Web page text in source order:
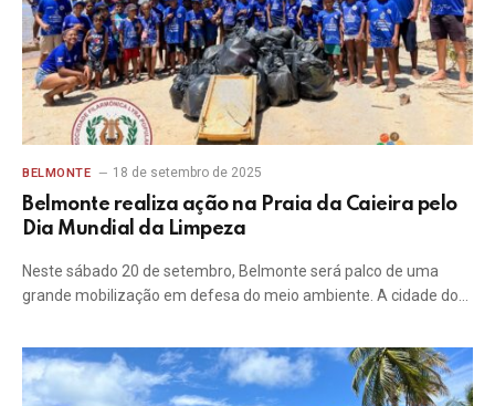
BELMONTE 18 de setembro de 2025
Belmonte realiza ação na Praia da Caieira pelo
Dia Mundial da Limpeza
Neste sábado 20 de setembro, Belmonte será palco de uma
grande mobilização em defesa do meio ambiente. A cidade do…